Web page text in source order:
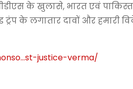
के खुलासे, भारत एवं
ट्रंप के लगातार दावों और
justice-verma/